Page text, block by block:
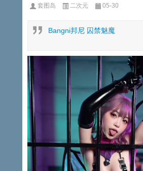
套图岛 二次元 05-30
Bangni邦尼 囚禁魅魔